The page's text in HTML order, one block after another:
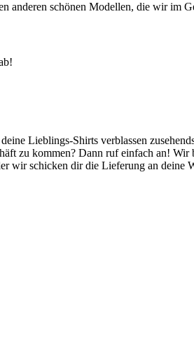
anderen schönen Modellen, die wir im
Lieblings-Shirts verblassen
zu kommen? Dann ruf einfach an!
wir schicken dir die Lieferung an deine